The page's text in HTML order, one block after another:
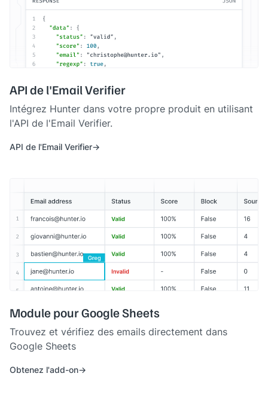
API de l'Email Verifier
Intégrez Hunter dans votre propre produit en utilisant
l'API de l'Email Verifier.
API de l'Email Verifier
Module pour Google Sheets
Trouvez et vérifiez des emails directement dans
Google Sheets
Obtenez l'add-on